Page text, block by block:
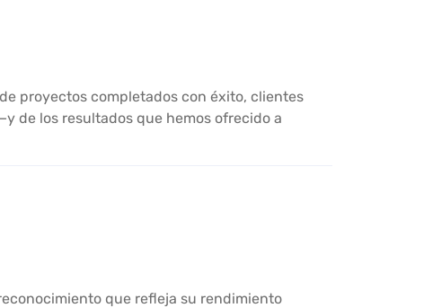
proyectos completados con éxito, clientes
de los resultados que hemos ofrecido a
que refleja su rendimiento